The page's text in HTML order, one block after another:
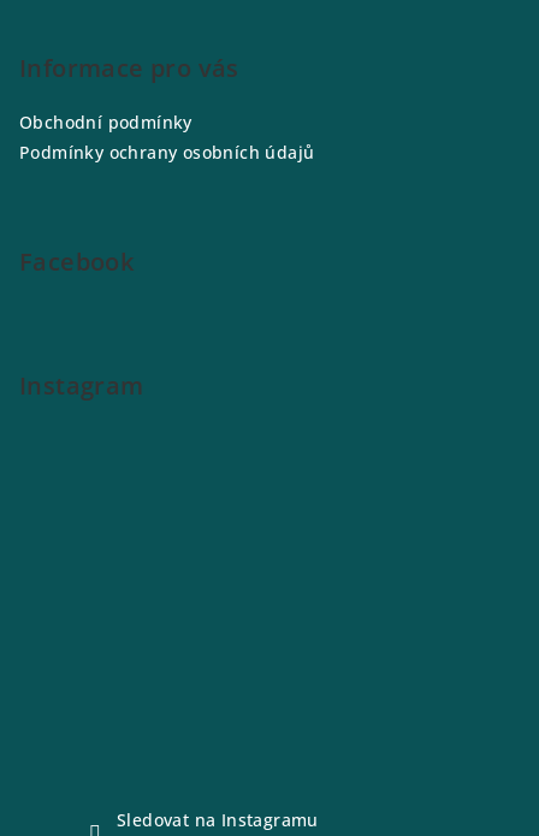
Informace pro vás
Obchodní podmínky
Podmínky ochrany osobních údajů
Facebook
Instagram
Sledovat na Instagramu